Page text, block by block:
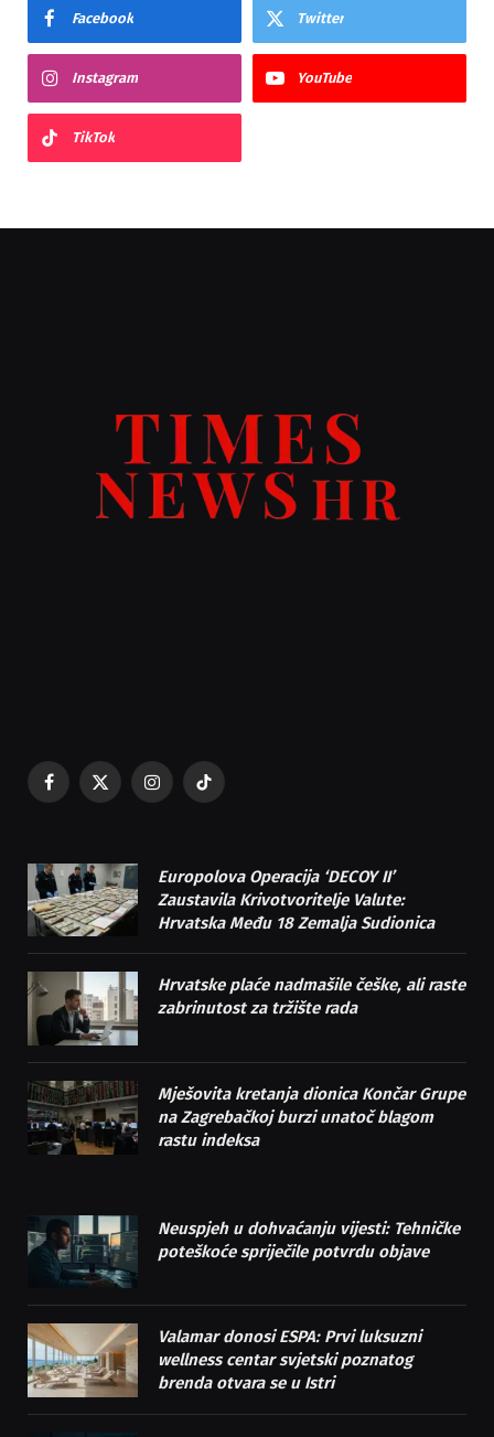
Facebook Twitter
Instagram YouTube
TikTok
Facebook
X
InstagramTikTok
Europolova Operacija ‘DECOY II’
Zaustavila Krivotvoritelje Valute:
Hrvatska Među 18 Zemalja Sudionica
Hrvatske plaće nadmašile češke, ali raste
zabrinutost za tržište rada
Mješovita kretanja dionica Končar Grupe
na Zagrebačkoj burzi unatoč blagom
rastu indeksa
Neuspjeh u dohvaćanju vijesti: Tehničke
poteškoće spriječile potvrdu objave
Valamar donosi ESPA: Prvi luksuzni
wellness centar svjetski poznatog
brenda otvara se u Istri